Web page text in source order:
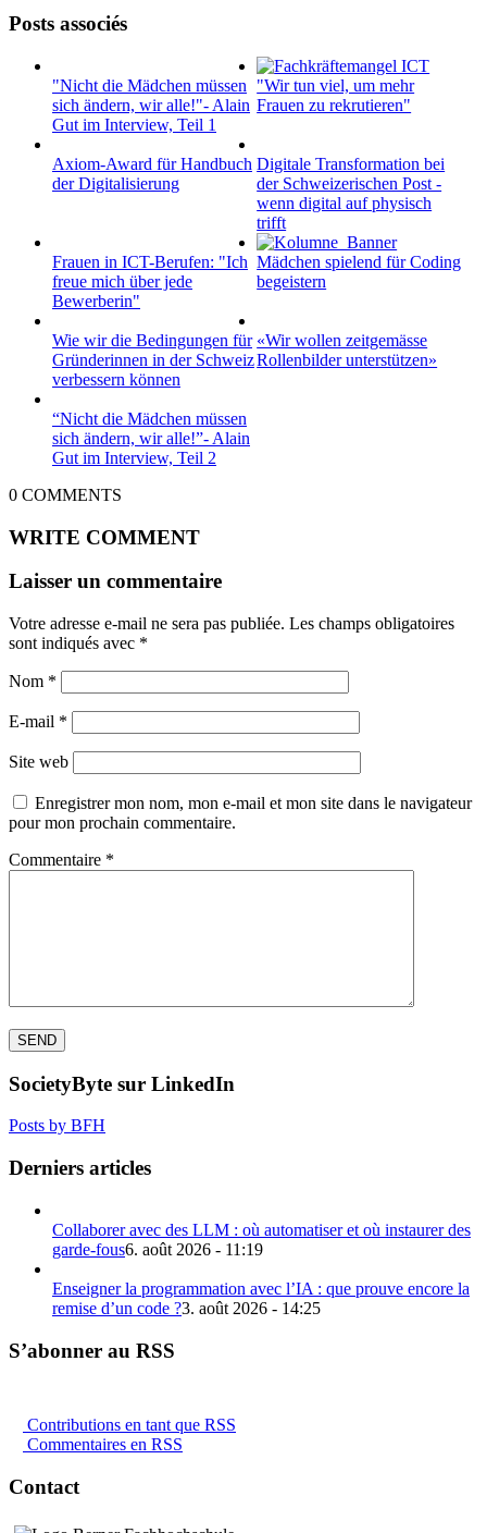
Posts associés
"Nicht die Mädchen müssen
sich ändern, wir alle!"- Alain
Gut im Interview, Teil 1
"Wir tun viel, um mehr
Frauen zu rekrutieren"
Axiom-Award für Handbuch
der Digitalisierung
Digitale Transformation bei
der Schweizerischen Post -
wenn digital auf physisch
trifft
Frauen in ICT-Berufen: "Ich
freue mich über jede
Bewerberin"
Mädchen spielend für Coding
begeistern
Wie wir die Bedingungen für
Gründerinnen in der Schweiz
verbessern können
«Wir wollen zeitgemässe
Rollenbilder unterstützen»
“Nicht die Mädchen müssen
sich ändern, wir alle!”- Alain
Gut im Interview, Teil 2
0 COMMENTS
WRITE COMMENT
Laisser un commentaire
Votre adresse e-mail ne sera pas publiée. Les champs obligatoires
sont indiqués avec *
Nom *
E-mail *
Site web
Enregistrer mon nom, mon e-mail et mon site dans le navigateur
pour mon prochain commentaire.
Commentaire *
SocietyByte sur LinkedIn
Posts by BFH
Derniers articles
Collaborer avec des LLM : où automatiser et où instaurer des
garde-fous6. août 2026 - 11:19
Enseigner la programmation avec l’IA : que prouve encore la
remise d’un code ?3. août 2026 - 14:25
S’abonner au RSS
Contributions en tant que RSS
Commentaires en RSS
Contact